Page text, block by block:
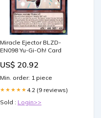
Miracle Ejector BLZD-
EN098 Yu-Gi-Oh! Card
US$ 20.92
Min. order: 1 piece
★★★★★ 4.2 (9 reviews)
Sold : Login>>